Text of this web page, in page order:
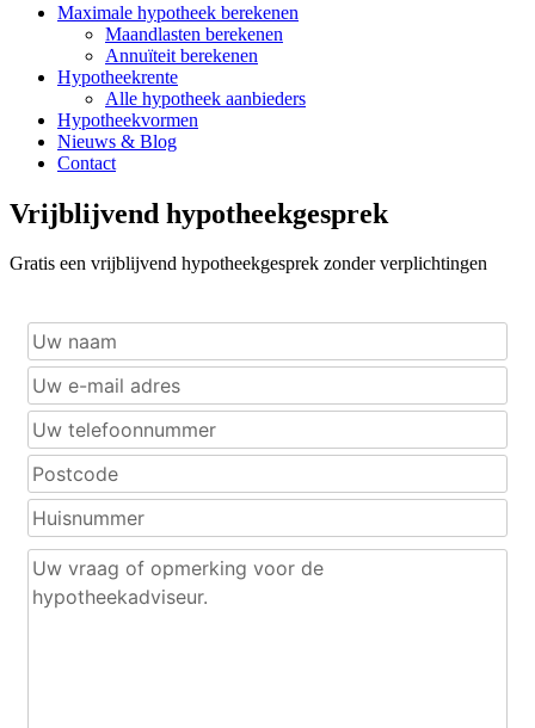
Maximale hypotheek berekenen
Maandlasten berekenen
Annuïteit berekenen
Hypotheekrente
Alle hypotheek aanbieders
Hypotheekvormen
Nieuws & Blog
Contact
Vrijblijvend hypotheekgesprek
Gratis een vrijblijvend hypotheekgesprek zonder verplichtingen